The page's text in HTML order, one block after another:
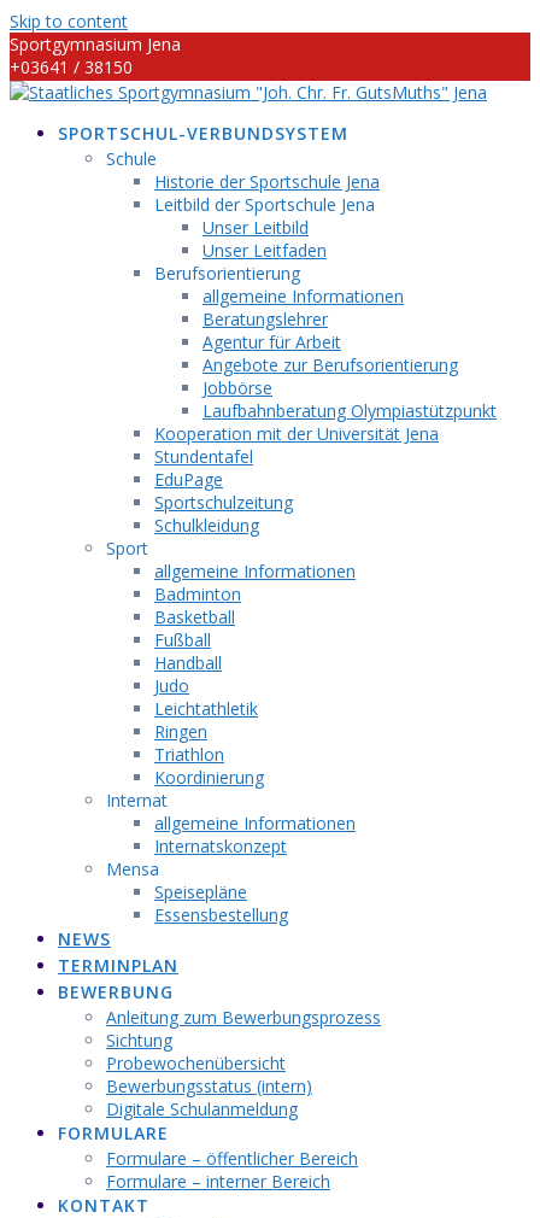
Skip to content
Sportgymnasium Jena
+03641 / 38150
info@sportgymnasium-jena.info
SPORTSCHUL-VERBUNDSYSTEM
Schule
Historie der Sportschule Jena
Leitbild der Sportschule Jena
Unser Leitbild
Unser Leitfaden
Berufsorientierung
allgemeine Informationen
Beratungslehrer
Agentur für Arbeit
Angebote zur Berufsorientierung
Jobbörse
Laufbahnberatung Olympiastützpunkt
Kooperation mit der Universität Jena
Stundentafel
EduPage
Sportschulzeitung
Schulkleidung
Sport
allgemeine Informationen
Badminton
Basketball
Fußball
Handball
Judo
Leichtathletik
Ringen
Triathlon
Koordinierung
Internat
allgemeine Informationen
Internatskonzept
Mensa
Speisepläne
Essensbestellung
NEWS
TERMINPLAN
BEWERBUNG
Anleitung zum Bewerbungsprozess
Sichtung
Probewochenübersicht
Bewerbungsstatus (intern)
Digitale Schulanmeldung
FORMULARE
Formulare – öffentlicher Bereich
Formulare – interner Bereich
KONTAKT